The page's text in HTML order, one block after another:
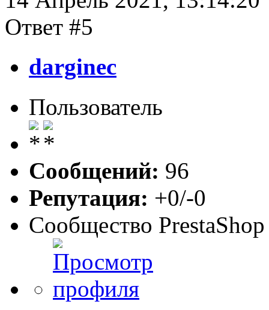
Ответ #5
darginec
Пользователь
Сообщений: 96
Репутация: +0/-0
Сообщество PrestaShop